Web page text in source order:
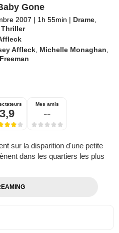
Gone
2007 | 1h 55min | Drame,
Thriller
Affleck, Michelle Monaghan,
3,9
Mes amis
--
sur la disparition d'une petite
dans les quartiers les plus